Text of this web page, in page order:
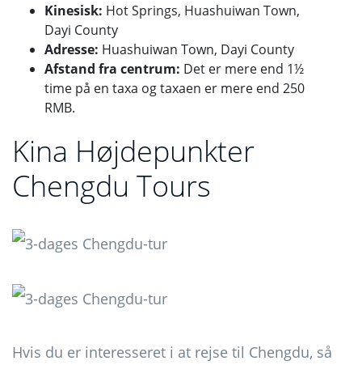
Kinesisk: Hot Springs, Huashuiwan Town,
Dayi County
Adresse: Huashuiwan Town, Dayi County
Afstand fra centrum: Det er mere end 1½
time på en taxa og taxaen er mere end 250
RMB.
Kina Højdepunkter
Chengdu Tours
Hvis du er interesseret i at rejse til Chengdu, så